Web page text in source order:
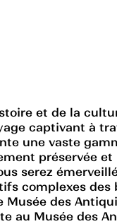
et de la
captivant à
une vaste
serez
complexes
des
au Musée des